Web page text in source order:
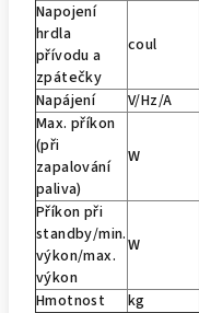
Napojení
hrdla
přívodu a
zpátečky
coul
Napájení V/Hz/A
Max. příkon
(při
zapalování
paliva)
W
Příkon při
standby/min.
výkon/max.
výkon
W
Hmotnost kg